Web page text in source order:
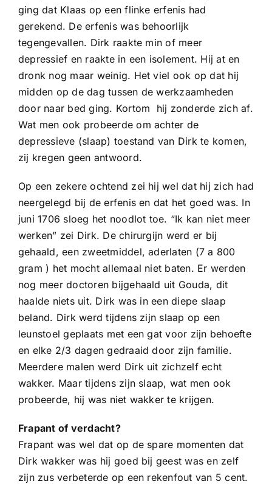
ging dat Klaas op een flinke erfenis had
gerekend. De erfenis was behoorlijk
tegengevallen. Dirk raakte min of meer
depressief en raakte in een isolement. Hij at en
dronk nog maar weinig. Het viel ook op dat hij
midden op de dag tussen de werkzaamheden
door naar bed ging. Kortom hij zonderde zich af.
Wat men ook probeerde om achter de
depressieve (slaap) toestand van Dirk te komen,
zij kregen geen antwoord.
Op een zekere ochtend zei hij wel dat hij zich had
neergelegd bij de erfenis en dat het goed was. In
juni 1706 sloeg het noodlot toe. “Ik kan niet meer
werken” zei Dirk. De chirurgijn werd er bij
gehaald, een zweetmiddel, aderlaten (7 a 800
gram ) het mocht allemaal niet baten. Er werden
nog meer doctoren bijgehaald uit Gouda, dit
haalde niets uit. Dirk was in een diepe slaap
beland. Dirk werd tijdens zijn slaap op een
leunstoel geplaats met een gat voor zijn behoefte
en elke 2/3 dagen gedraaid door zijn familie.
Meerdere malen werd Dirk uit zichzelf echt
wakker. Maar tijdens zijn slaap, wat men ook
probeerde, hij was niet wakker te krijgen.
Frapant of verdacht?
Frapant was wel dat op de spare momenten dat
Dirk wakker was hij goed bij geest was en zelf
zijn zus verbeterde op een rekenfout van 5 cent.